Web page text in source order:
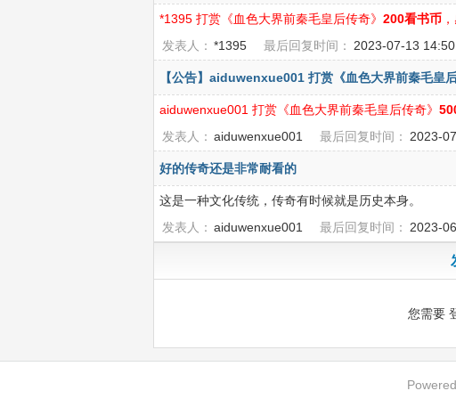
*1395 打赏《血色大界前秦毛皇后传奇》 200看书币
发表人： *1395 最后回复时间： 2023-07-13
【公告】aiduwenxue001 打赏《血色大界前秦毛皇
aiduwenxue001 打赏《血色大界前秦毛皇后传奇》
发表人： aiduwenxue001 最后回复时间： 2023-
好的传奇还是非常耐看的
这是一种文化传统，传奇有时候就是历史本身。
发表人： aiduwenxue001 最后回复时间： 2023-
您需要